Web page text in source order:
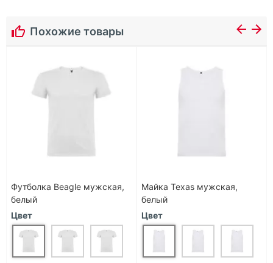
Похожие товары
Футболка Beagle мужская,
белый
Цвет
Майка Texas мужская,
белый
Цвет